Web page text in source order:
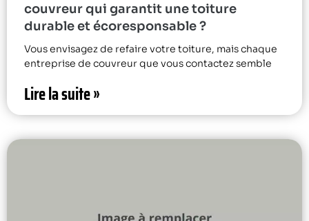
couvreur qui garantit une toiture
durable et écoresponsable ?
Vous envisagez de refaire votre toiture, mais chaque
entreprise de couvreur que vous contactez semble
Lire la suite »